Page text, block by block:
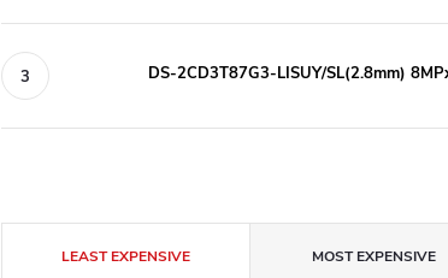
DS-2CD3T87G3-LISUY/SL(2.8mm)
LEAST EXPENSIVE MOST EXPENSIVE